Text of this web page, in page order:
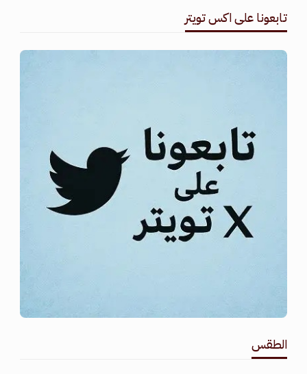
تابعونا على اكس تويتر
الطقس